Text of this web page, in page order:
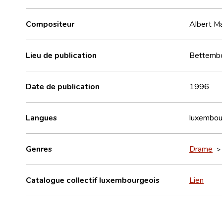
Compositeur Albert
Lieu de publication
Date de publication 1996
Langues
Genres Drame >
Catalogue collectif luxembourgeois Lien